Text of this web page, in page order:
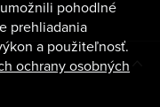
pohodlné
prehliadania
a použiteľnosť.
ochrany osobných